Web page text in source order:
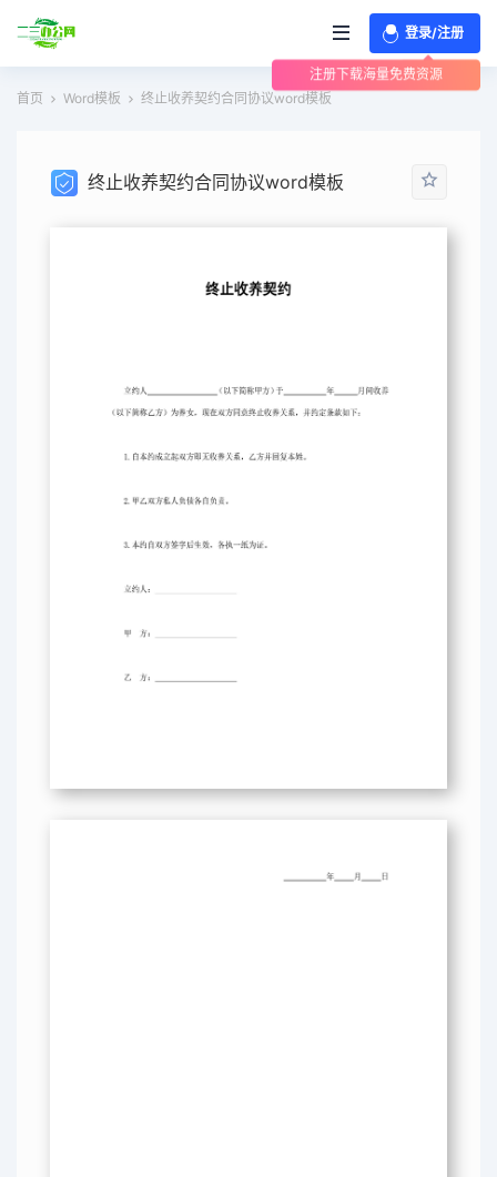
登录/注册
注册下载海量免费资源
首页 Word模板 终止收养契约合同协议word模板
终止收养契约合同协议word模板